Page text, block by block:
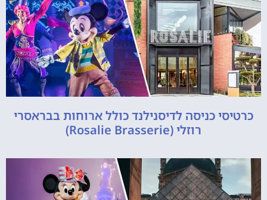
כרטיסי כניסה לדיסנילנד כולל ארוחות בבראסרי
רוזלי (Rosalie Brasserie)